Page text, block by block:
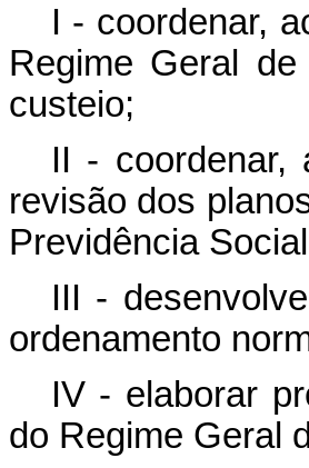
I - coordenar,
Regime Geral
custeio;
II - coordenar,
revisão dos
Previdência
III -
ordenamento
IV - elaborar
do Regime Geral